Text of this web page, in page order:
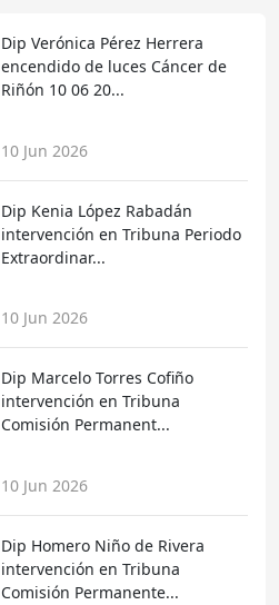
Dip Verónica Pérez Herrera
encendido de luces Cáncer de
Riñón 10 06 20...
10 Jun 2026
Dip Kenia López Rabadán
intervención en Tribuna Periodo
Extraordinar...
10 Jun 2026
Dip Marcelo Torres Cofiño
intervención en Tribuna
Comisión Permanent...
10 Jun 2026
Dip Homero Niño de Rivera
intervención en Tribuna
Comisión Permanente...